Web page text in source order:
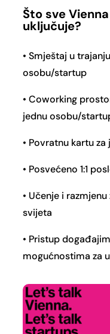
Što sve
uključuje?
• Smještaj u
osobu/startup
• Coworking
jednu osobu/
• Povratnu kartu
• Posvećeno 1:1
• Učenje i
svijeta
• Pristup
mogućnostima za